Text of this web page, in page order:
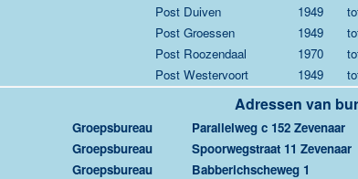
Post Duiven
1949
Post Groessen
1949
Post Roozendaal
1970
Post Westervoort
1949
Adressen van
Groepsbureau Parallelweg c 152 Zevenaar
Groepsbureau
Spoorwegstraat 11 Zevenaar
Groepsbureau
Babberichscheweg 1